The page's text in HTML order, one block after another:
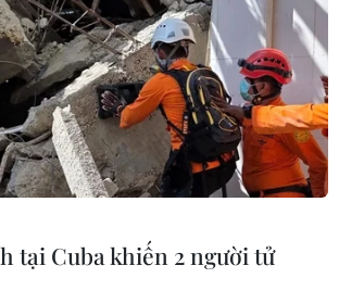
tại Cuba khiến 2 người tử